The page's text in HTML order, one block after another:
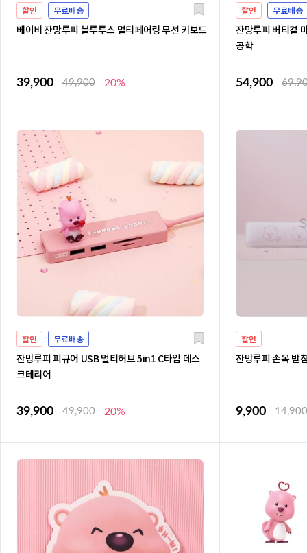
할인 무료배송
베이비 잔망루피 블루투스 멀티페어링 무선 키보드
39,900 49,900 20%
할인 무료배송
잔망루피 버티컬
공학
54,900
할인 무료배송
잔망루피 피규어 USB 멀티허브 5in1 C타입 데스
크테리어
39,900 49,900 20%
할인
잔망루피 손목 받
9,900 14,900